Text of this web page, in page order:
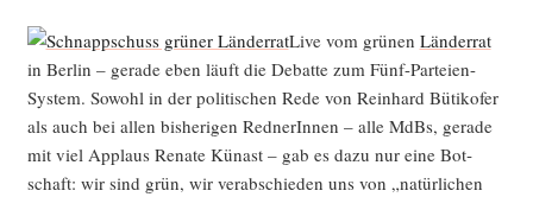
Live vom grü­nen Län­der­rat
in Ber­lin – gera­de eben läuft die Debat­te zum Fünf-Par­tei­en-
Sys­tem. Sowohl in der poli­ti­schen Rede von Rein­hard Büti­ko­fer
als auch bei allen bis­he­ri­gen Red­ne­rIn­nen – alle MdBs, gera­de
mit viel Applaus Rena­te Kün­ast – gab es dazu nur eine Bot­
schaft: wir sind grün, wir ver­ab­schie­den uns von „natür­li­chen